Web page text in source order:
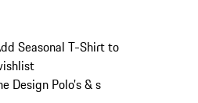
Seasonal T-Shirt to
items
Design Polo's & shirts